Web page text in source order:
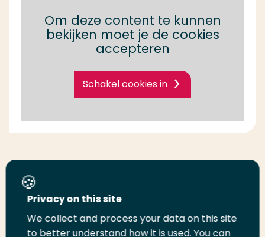
Om deze content te kunnen
bekijken moet je de cookies
accepteren
Schakel cookies in
Deel deze pagina
Privacy on this site
We collect and process your data on this site
to better understand how it is used. You can